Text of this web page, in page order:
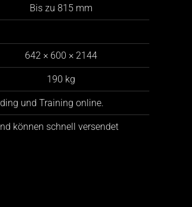
Bis zu 815 mm
642 × 600 × 2144
190 kg
und Training online.
können schnell versendet